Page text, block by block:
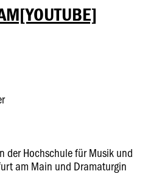
der Hochschule für Musik und
am Main und Dramaturgin